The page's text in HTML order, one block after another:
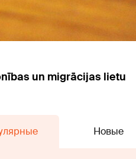
un migrācijas lietu
Новые